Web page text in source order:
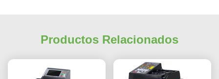
Productos Relacionados